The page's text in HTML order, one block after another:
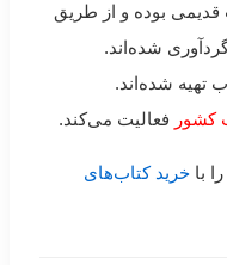
بوده و از طریق
شده‌اند.
تهیه شده‌اند.
کشور فعالیت می‌کند.
با خرید کتاب‌های